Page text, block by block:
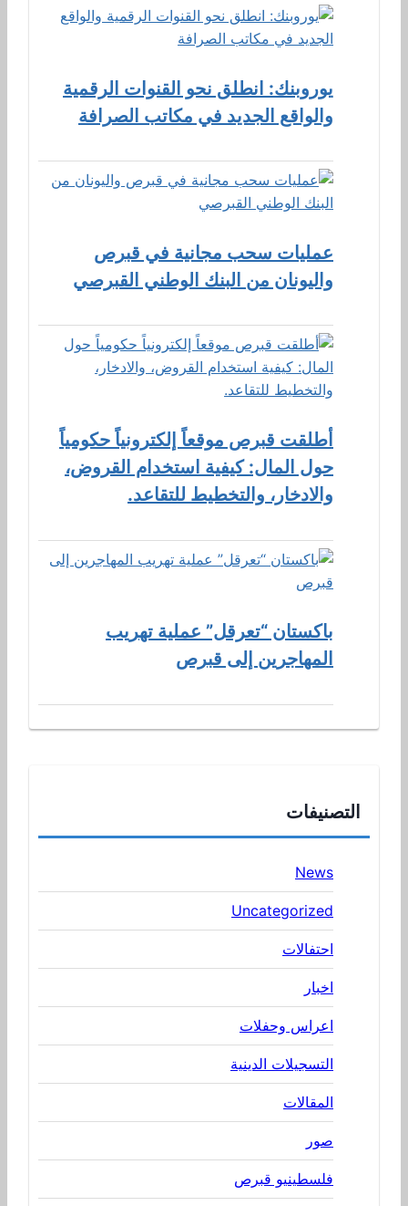
يوروبنك: انطلق نحو القنوات الرقمية
والواقع الجديد في مكاتب الصرافة
عمليات سحب مجانية في قبرص
واليونان من البنك الوطني القبرصي
أطلقت قبرص موقعاً إلكترونياً حكومياً
حول المال: كيفية استخدام القروض،
والادخار، والتخطيط للتقاعد.
باكستان “تعرقل” عملية تهريب
المهاجرين إلى قبرص
التصنيفات
News
Uncategorized
احتفالات
اخبار
اعراس وحفلات
التسجيلات الدينية
المقالات
صور
فلسطينيو قبرص